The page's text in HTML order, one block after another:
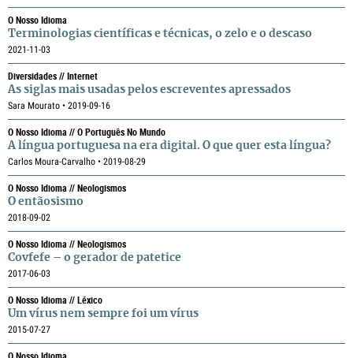
O Nosso Idioma
Terminologias científicas e técnicas, o zelo e o descaso
2021-11-03
Diversidades // Internet
As siglas mais usadas pelos escreventes apressados
Sara Mourato • 2019-09-16
O Nosso Idioma // O Português No Mundo
A língua portuguesa na era digital. O que quer esta língua?
Carlos Moura-Carvalho • 2019-08-29
O Nosso Idioma // Neologismos
O entãosismo
2018-09-02
O Nosso Idioma // Neologismos
Covfefe – o gerador de patetice
2017-06-03
O Nosso Idioma // Léxico
Um vírus nem sempre foi um vírus
2015-07-27